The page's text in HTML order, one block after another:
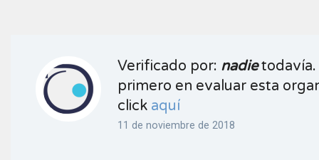
Verificado por: nadietodavía.
primero en evaluar esta
click aquí
11 de noviembre de 2018